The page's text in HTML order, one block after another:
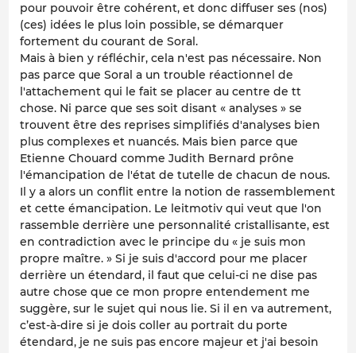
pour pouvoir être cohérent, et donc diffuser ses (nos)
(ces) idées le plus loin possible, se démarquer
fortement du courant de Soral.
Mais à bien y réfléchir, cela n'est pas nécessaire. Non
pas parce que Soral a un trouble réactionnel de
l'attachement qui le fait se placer au centre de tt
chose. Ni parce que ses soit disant « analyses » se
trouvent être des reprises simplifiés d'analyses bien
plus complexes et nuancés. Mais bien parce que
Etienne Chouard comme Judith Bernard prône
l'émancipation de l'état de tutelle de chacun de nous.
Il y a alors un conflit entre la notion de rassemblement
et cette émancipation. Le leitmotiv qui veut que l'on
rassemble derrière une personnalité cristallisante, est
en contradiction avec le principe du « je suis mon
propre maître. » Si je suis d'accord pour me placer
derrière un étendard, il faut que celui-ci ne dise pas
autre chose que ce mon propre entendement me
suggère, sur le sujet qui nous lie. Si il en va autrement,
c’est-à-dire si je dois coller au portrait du porte
étendard, je ne suis pas encore majeur et j'ai besoin